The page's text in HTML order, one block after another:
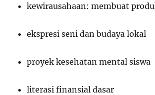
kewirausahaan: membuat
ekspresi seni dan budaya lokal
proyek kesehatan mental siswa
literasi finansial dasar